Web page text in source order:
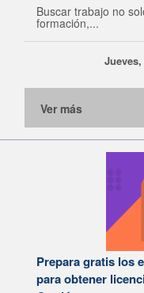
Buscar trabajo no
formación,...
Ver más
Prepara gratis los
para obtener